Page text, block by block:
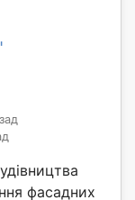
фасадних